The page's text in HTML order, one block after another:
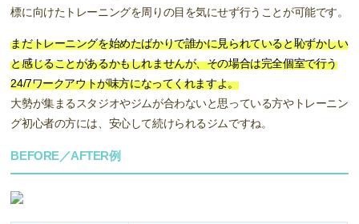
標に向けたトレーニングを周りの目を気にせず行うことが可能です。
まだトレーニングを始めたばかりで誰かに見られていると恥ずかしい
と感じることがあるかもしれませんが、その場合は完全個室で行う
24/7ワークアウトが味方になってくれますよ。
大勢が集まるスタジオやジムが合わないと思っている方やトレーニン
グ初心者の方には、安心して続けられるジムですね。
BEFORE／AFTER例